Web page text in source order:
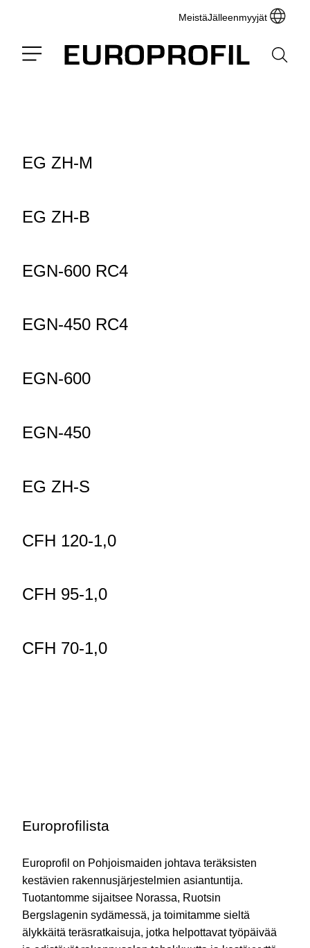
MeistäJälleenmyyjät
EG ZH-M
EG ZH-B
EGN-600 RC4
EGN-450 RC4
EGN-600
EGN-450
EG ZH-S
CFH 120-1,0
CFH 95-1,0
CFH 70-1,0
Europrofilista
Europrofil on Pohjoismaiden johtava teräksisten
kestävien rakennusjärjestelmien asiantuntija.
Tuotantomme sijaitsee Norassa, Ruotsin
Bergslagenin sydämessä, ja toimitamme sieltä
älykkäitä teräsratkaisuja, jotka helpottavat työpäivää